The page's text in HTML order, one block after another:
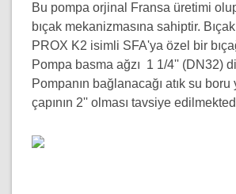
Bu pompa orjinal Fransa üretimi
bıçak mekanizmasına sahiptir.
PROX K2 isimli SFA'ya özel bir
Pompa basma ağzı 1 1/4'' (DN32)
Pompanın bağlanacağı atık su
çapının 2'' olması tavsiye